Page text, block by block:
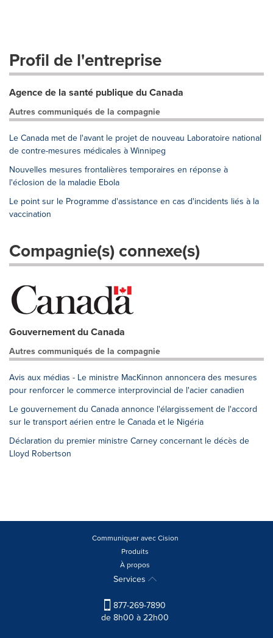
Profil de l'entreprise
Agence de la santé publique du Canada
Autres communiqués de la compagnie
Le Canada met de l'avant le projet de nouveau Laboratoire national
de contre-mesures médicales à Winnipeg
Nouvelles mesures frontalières temporaires en réponse à
l'éclosion de la maladie Ebola
Le point sur le Programme d'assistance en cas d'incidents liés à la
vaccination
Compagnie(s) connexe(s)
Gouvernement du Canada
Autres communiqués de la compagnie
Avis aux médias - Le ministre MacKinnon annoncera des mesures
pour renforcer le commerce interprovincial de l'acier canadien
Le gouvernement du Canada annonce l'élargissement de l'accord
sur le transport aérien entre le Canada et le Nigéria
Déclaration du premier ministre Carney concernant le décès de
Lloyd Robertson
Communiquer avec Cision
Produits
À propos
Services
877-269-7890
de 8h00 à 22h00